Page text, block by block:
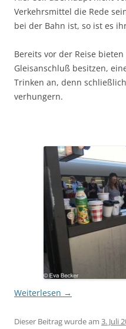
Verkehrsmittel die Rede
bei der Bahn ist, so ist es
Bereits vor der Reise
Gleisanschluß besitzen,
Trinken an, denn
verhungern.
Weiterlesen →
Dieser Beitrag wurde am 3. Juli